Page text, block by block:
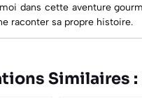
dans cette aventure
raconter sa propre histoire.
Similaires :